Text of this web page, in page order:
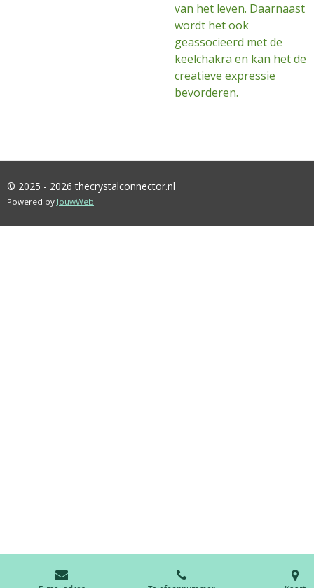
van het leven. Daarnaast
wordt het ook
geassocieerd met de
keelchakra en kan het de
creatieve expressie
bevorderen.
© 2025 - 2026 thecrystalconnector.nl
Powered by JouwWeb